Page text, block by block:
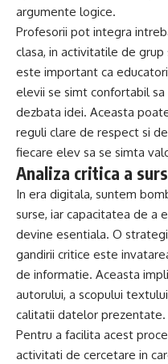
argumente logice.
Profesorii pot integra
clasa, in activitatile de grup
este important ca
elevii se simt confortabil
dezbata idei. Aceasta
reguli clare de respect si
fiecare elev sa se simta
Analiza critica a
In era digitala, suntem
surse, iar capacitatea de a
devine esentiala. O
gandirii critice este
de informatie. Aceasta
autorului, a scopului
calitatii datelor prezentate.
Pentru a facilita acest
activitati de cercetare in